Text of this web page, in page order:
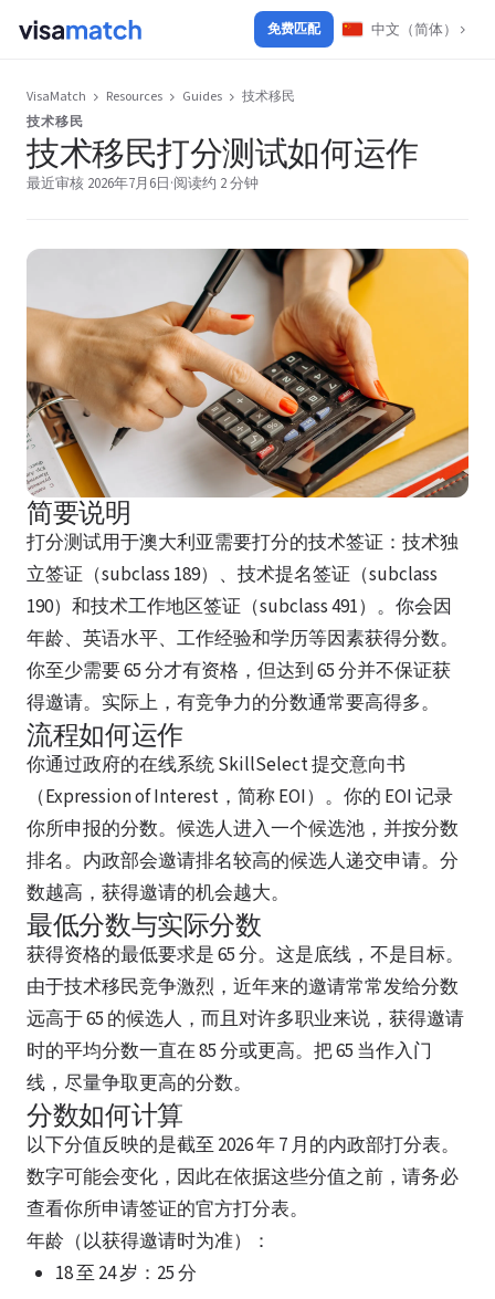
免费匹配 中文（简体）
VisaMatch Resources Guides
技术移民
技术移民
技术移民打分测试如何运作
最近审核 2026年7月6日·阅读约 2 分钟
简要说明
打分测试用于澳大利亚需要打分的技术签证：技术独
立签证（subclass 189）、技术提名签证（subclass
190）和技术工作地区签证（subclass 491）。你会因
年龄、英语水平、工作经验和学历等因素获得分数。
你至少需要 65 分才有资格，但达到 65 分并不保证获
得邀请。实际上，有竞争力的分数通常要高得多。
流程如何运作
你通过政府的在线系统 SkillSelect 提交意向书
（Expression of Interest，简称 EOI）。你的 EOI 记录
你所申报的分数。候选人进入一个候选池，并按分数
排名。内政部会邀请排名较高的候选人递交申请。分
数越高，获得邀请的机会越大。
最低分数与实际分数
获得资格的最低要求是 65 分。这是底线，不是目标。
由于技术移民竞争激烈，近年来的邀请常常发给分数
远高于 65 的候选人，而且对许多职业来说，获得邀请
时的平均分数一直在 85 分或更高。把 65 当作入门
线，尽量争取更高的分数。
分数如何计算
以下分值反映的是截至 2026 年 7 月的内政部打分表。
数字可能会变化，因此在依据这些分值之前，请务必
查看你所申请签证的官方打分表。
年龄（以获得邀请时为准）：
18 至 24 岁：25 分